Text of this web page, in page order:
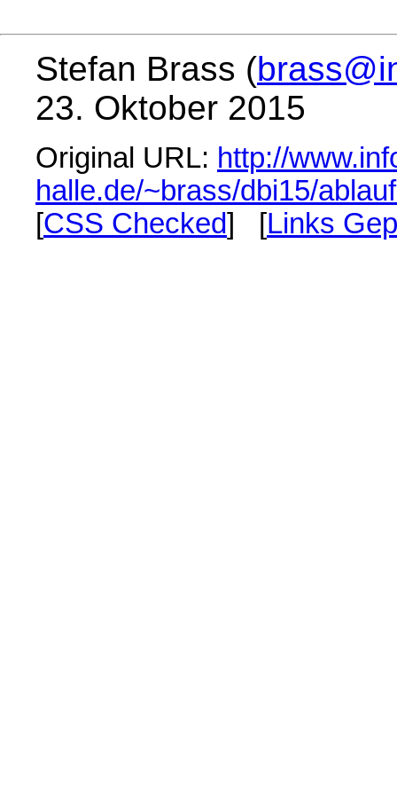
Stefan Brass (
23. Oktober 2015
Original URL: http://
halle.de/~brass/dbi15/
[CSS Checked] [Links